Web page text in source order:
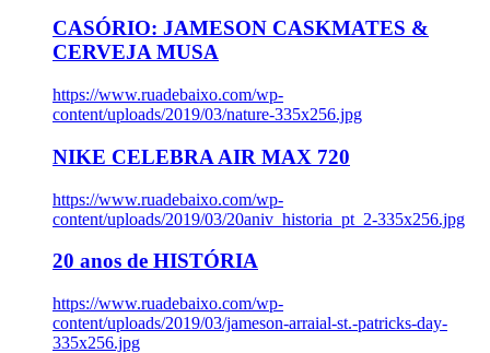
CASÓRIO: JAMESON CASKMATES &
CERVEJA MUSA
https://www.ruadebaixo.com/wp-
content/uploads/2019/03/nature-335x256.jpg
NIKE CELEBRA AIR MAX 720
https://www.ruadebaixo.com/wp-
content/uploads/2019/03/20aniv_historia_pt_2-335x256.jpg
20 anos de HISTÓRIA
https://www.ruadebaixo.com/wp-
content/uploads/2019/03/jameson-arraial-st.-patricks-day-
335x256.jpg